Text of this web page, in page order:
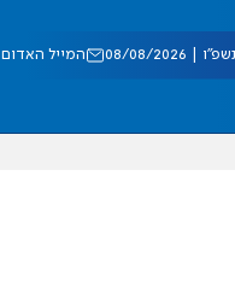
08/2026 המייל האדום